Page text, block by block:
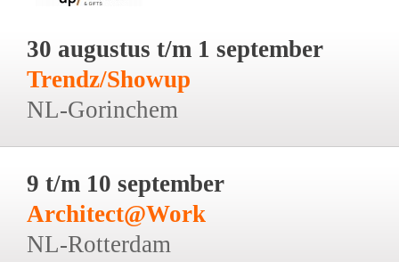
30 augustus t/m 1 september
Trendz/Showup
NL-Gorinchem
9 t/m 10 september
Architect@Work
NL-Rotterdam